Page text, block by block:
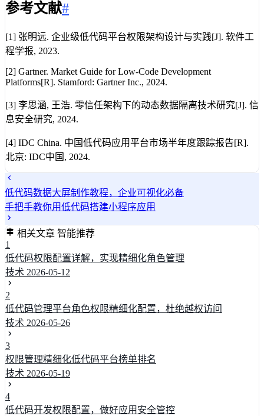
参考文献#
[1] 张明远. 企业级低代码平台权限架构设计与实践[J]. 软件工
程学报, 2023.
[2] Gartner. Market Guide for Low-Code Development
Platforms[R]. Stamford: Gartner Inc., 2024.
[3] 李思涵, 王浩. 零信任架构下的动态数据隔离技术研究[J]. 信
息安全研究, 2024.
[4] IDC China. 中国低代码应用平台市场半年度跟踪报告[R].
北京: IDC中国, 2024.
低代码数据大屏制作教程，企业可视化必备
手把手教你用低代码搭建小程序应用
相关文章 智能推荐
1
低代码权限配置详解，实现精细化角色管理
技术 2026-05-12
2
低代码管理平台角色权限精细化配置，杜绝越权访问
技术 2026-05-26
3
权限管理精细化低代码平台榜单排名
技术 2026-05-19
4
低代码开发权限配置，做好应用安全管控